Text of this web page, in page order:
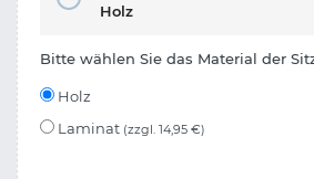
Holz
Bitte wählen Sie das Material der
Holz
Laminat (zzgl. 14,95 €)